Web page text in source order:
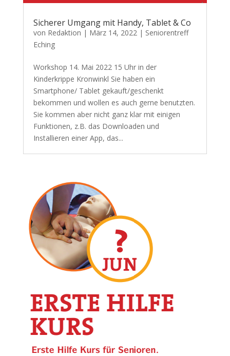
Sicherer Umgang mit Handy, Tablet & Co
von Redaktion | März 14, 2022| Seniorentreff
Eching
Workshop 14. Mai 2022 15 Uhr in der
Kinderkrippe Kronwinkl Sie haben ein
Smartphone/ Tablet gekauft/geschenkt
bekommen und wollen es auch gerne benutzten.
Sie kommen aber nicht ganz klar mit einigen
Funktionen, z.B. das Downloaden und
Installieren einer App, das...